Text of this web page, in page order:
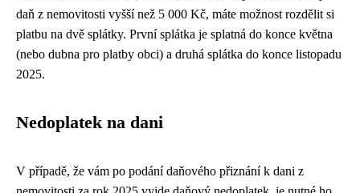
daň z nemovitosti vyšší než 5 000 Kč, máte možnost rozdělit si
platbu na dvě splátky. První splátka je splatná do konce května
(nebo dubna pro platby obci) a druhá splátka do konce listopadu
2025.
Nedoplatek na dani
V případě, že vám po podání daňového přiznání k dani z